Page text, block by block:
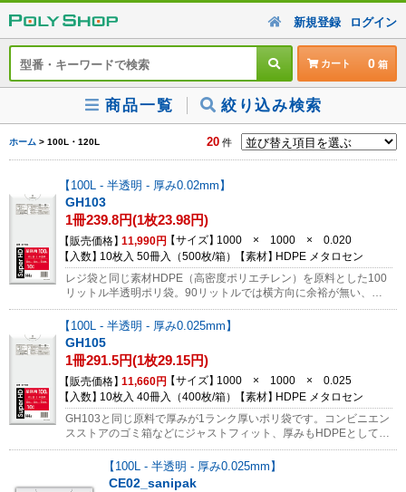
新規登録 ログイン
カート 0
商品一覧 絞り込み検索
ホーム > 100L・120L 20 件
100L - 半透明 - 厚み0.02mm
GH103
1冊239.8円(1枚23.98円)
販売価格 11,990円 サイズ
1000 × 1000 × 0.020
入数
10枚入 50冊入（500枚/箱） 素材
HDPE メタロセン
レジ袋と同じ素材HDPE（高密度ポリエチレン）を原料とした100
リットル半透明ポリ袋。90リットルでは横方向に余裕が無い、も
う少し幅が欲しい場合に便利な100cm幅。
100L - 半透明 - 厚み0.025mm
GH105
1冊291.5円(1枚29.15円)
販売価格 11,660円 サイズ
1000 × 1000 × 0.025
入数
10枚入 40冊入（400枚/箱） 素材
HDPE メタロセン
GH103と同じ原料で厚みが1ランク厚いポリ袋です。コンビニエン
スストアのゴミ箱などにジャストフィット、厚みもHDPEとしては
厚めの商品です。
100L - 半透明 - 厚み0.025mm
CE02_sanipak